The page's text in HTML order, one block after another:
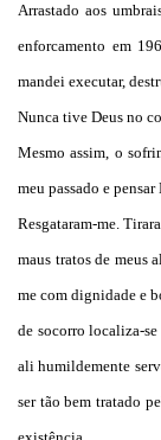
Arrastado aos
enforcamento em
mandei executar,
Nunca tive Deus no
Mesmo assim, o
meu passado e pensar
Resgataram-me.
maus tratos de meus
me com dignidade e
de socorro localiza-
ali humildemente
ser tão bem tratado